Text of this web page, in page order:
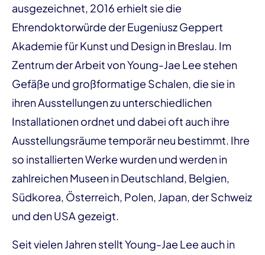
ausgezeichnet, 2016 erhielt sie die
Ehrendoktorwürde der Eugeniusz Geppert
Akademie für Kunst und Design in Breslau. Im
Zentrum der Arbeit von Young-Jae Lee stehen
Gefäße und großformatige Schalen, die sie in
ihren Ausstellungen zu unterschiedlichen
Installationen ordnet und dabei oft auch ihre
Ausstellungsräume temporär neu bestimmt. Ihre
so installierten Werke wurden und werden in
zahlreichen Museen in Deutschland, Belgien,
Südkorea, Österreich, Polen, Japan, der Schweiz
und den USA gezeigt.
Seit vielen Jahren stellt Young-Jae Lee auch in